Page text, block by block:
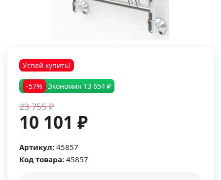
Успей купить!
-57% Экономия 13 654 ₽
23 755 ₽
10 101 ₽
Артикул: 45857
Код товара: 45857